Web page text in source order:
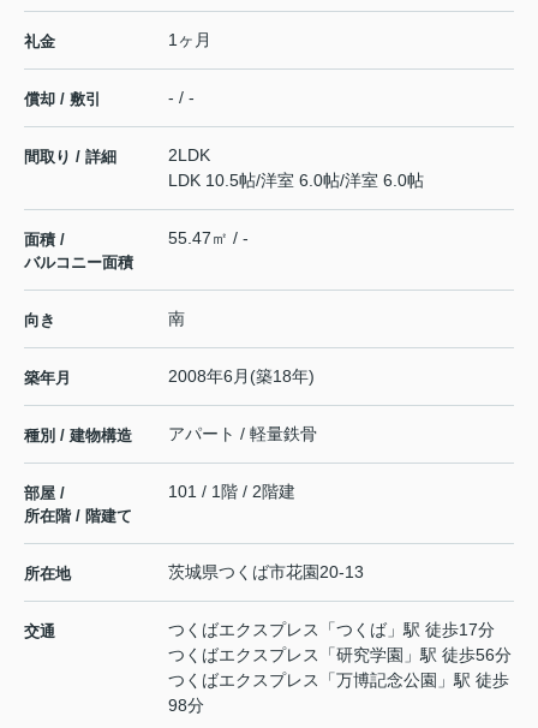
礼金 1ヶ月
償却 / 敷引 - / -
間取り / 詳細
2LDK
LDK 10.5帖/洋室 6.0帖/洋室 6.0帖
面積 /
バルコニー面積
55.47㎡ / -
向き 南
築年月 2008年6月(築18年)
種別 / 建物構造 アパート / 軽量鉄骨
部屋 /
所在階 / 階建て
101 / 1階 / 2階建
所在地 茨城県つくば市花園20-13
交通 つくばエクスプレス 「つくば 」駅 徒歩17分
つくばエクスプレス
「研究学園 」駅 徒歩56分
つくばエクスプレス
「万博記念公園 」駅 徒歩
98分